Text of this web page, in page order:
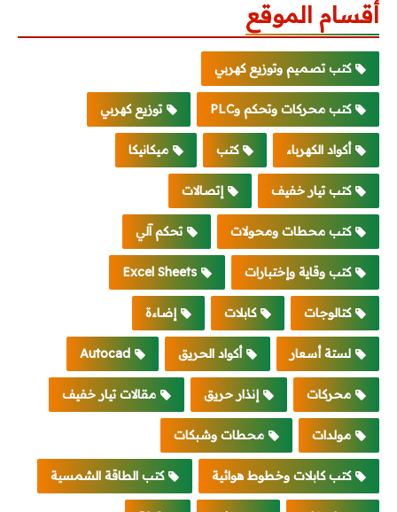
أقسام الموقع
كتب تصميم وتوزيع كهربي
كتب محركات وتحكم وPLC توزيع كهربي
أكواد الكهرباء كتب ميكانيكا
كتب تيار خفيف إتصالات
كتب محطات ومحولات تحكم آلي
كتب وقاية وإختبارات Excel Sheets
كتالوجات كابلات إضاءة
لستة أسعار أكواد الحريق Autocad
محركات إنذار حريق مقالات تيار خفيف
مولدات محطات وشبكات
كتب كابلات وخطوط هوائية كتب الطاقة الشمسية